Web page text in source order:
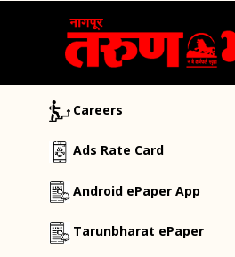
Careers
Ads Rate Card
Android ePaper App
Tarunbharat ePaper